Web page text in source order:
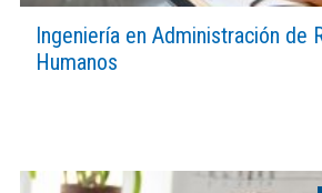
Ingeniería en Administración de
Humanos